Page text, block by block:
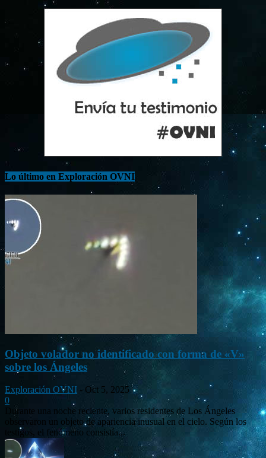
Lo último en Exploración OVNI
Objeto volador no identificado con forma de «V»
sobre los Ángeles
Exploración OVNI - Oct 5, 2025
0
Durante una noche reciente, varios residentes de Los Ángeles
observaron un objeto de apariencia inusual en el cielo. Según los
testigos, el fenómeno consistía...